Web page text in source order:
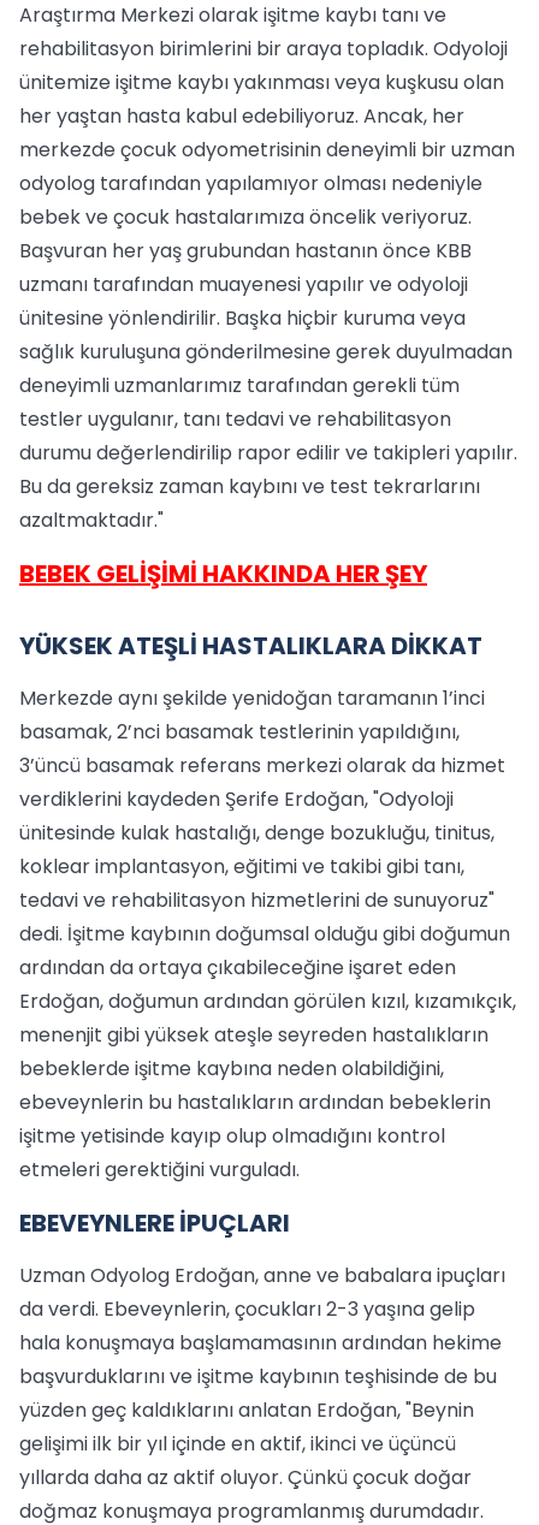
Araştırma Merkezi olarak işitme kaybı tanı ve
rehabilitasyon birimlerini bir araya topladık. Odyoloji
ünitemize işitme kaybı yakınması veya kuşkusu olan
her yaştan hasta kabul edebiliyoruz. Ancak, her
merkezde çocuk odyometrisinin deneyimli bir uzman
odyolog tarafından yapılamıyor olması nedeniyle
bebek ve çocuk hastalarımıza öncelik veriyoruz.
Başvuran her yaş grubundan hastanın önce KBB
uzmanı tarafından muayenesi yapılır ve odyoloji
ünitesine yönlendirilir. Başka hiçbir kuruma veya
sağlık kuruluşuna gönderilmesine gerek duyulmadan
deneyimli uzmanlarımız tarafından gerekli tüm
testler uygulanır, tanı tedavi ve rehabilitasyon
durumu değerlendirilip rapor edilir ve takipleri yapılır.
Bu da gereksiz zaman kaybını ve test tekrarlarını
azaltmaktadır."
BEBEK GELİŞİMİ HAKKINDA HER ŞEY
YÜKSEK ATEŞLİ HASTALIKLARA DİKKAT
Merkezde aynı şekilde yenidoğan taramanın 1’inci
basamak, 2’nci basamak testlerinin yapıldığını,
3’üncü basamak referans merkezi olarak da hizmet
verdiklerini kaydeden Şerife Erdoğan, "Odyoloji
ünitesinde kulak hastalığı, denge bozukluğu, tinitus,
koklear implantasyon, eğitimi ve takibi gibi tanı,
tedavi ve rehabilitasyon hizmetlerini de sunuyoruz"
dedi. İşitme kaybının doğumsal olduğu gibi doğumun
ardından da ortaya çıkabileceğine işaret eden
Erdoğan, doğumun ardından görülen kızıl, kızamıkçık,
menenjit gibi yüksek ateşle seyreden hastalıkların
bebeklerde işitme kaybına neden olabildiğini,
ebeveynlerin bu hastalıkların ardından bebeklerin
işitme yetisinde kayıp olup olmadığını kontrol
etmeleri gerektiğini vurguladı.
EBEVEYNLERE İPUÇLARI
Uzman Odyolog Erdoğan, anne ve babalara ipuçları
da verdi. Ebeveynlerin, çocukları 2-3 yaşına gelip
hala konuşmaya başlamamasının ardından hekime
başvurduklarını ve işitme kaybının teşhisinde de bu
yüzden geç kaldıklarını anlatan Erdoğan, "Beynin
gelişimi ilk bir yıl içinde en aktif, ikinci ve üçüncü
yıllarda daha az aktif oluyor. Çünkü çocuk doğar
doğmaz konuşmaya programlanmış durumdadır.